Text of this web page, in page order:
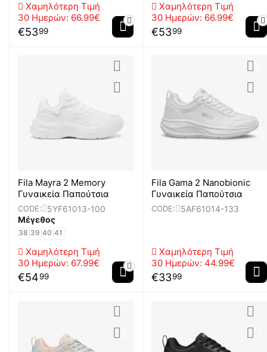
Χαμηλότερη Τιμή
30 Ημερών: 66.99€
€5399
Χαμηλότερη Τιμή
30 Ημερών: 66.99€
€5399
Fila Mayra 2 Memory
Γυναικεία Παπούτσια
CODE:
5YF61013-100
Μέγεθος
38 39 40 41
Χαμηλότερη Τιμή
30 Ημερών: 67.99€
€5499
Fila Gama 2 Nanobionic
Γυναικεία Παπούτσια
CODE: 5AF61014-133
Χαμηλότερη Τιμή
30 Ημερών: 44.99€
€3399